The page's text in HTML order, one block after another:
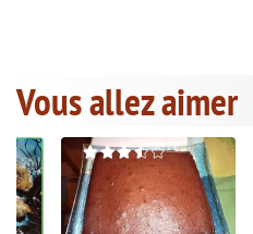
Vous allez aimer